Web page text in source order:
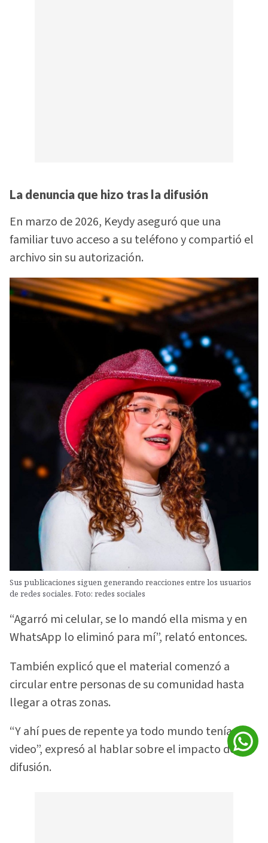
La denuncia que hizo tras la difusión
En marzo de 2026, Keydy aseguró que una
familiar tuvo acceso a su teléfono y compartió el
archivo sin su autorización.
Sus publicaciones siguen generando reacciones entre los usuarios
de redes sociales. Foto: redes sociales
“Agarró mi celular, se lo mandó ella misma y en
WhatsApp lo eliminó para mí”, relató entonces.
También explicó que el material comenzó a
circular entre personas de su comunidad hasta
llegar a otras zonas.
“Y ahí pues de repente ya todo mundo tenía el
video”, expresó al hablar sobre el impacto de la
difusión.